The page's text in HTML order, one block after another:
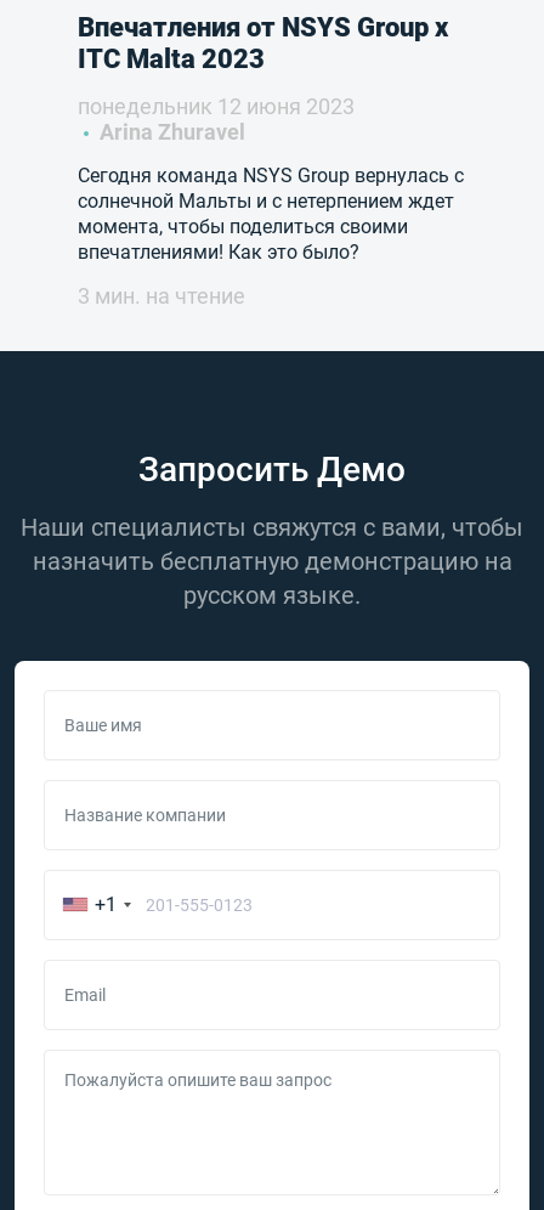
Впечатления от NSYS Group x
ITC Malta 2023
понедельник 12 июня 2023
Arina Zhuravel
Сегодня команда NSYS Group вернулась с
солнечной Мальты и с нетерпением ждет
момента, чтобы поделиться своими
впечатлениями! Как это было?
3 мин. на чтение
Запросить Демо
Наши специалисты свяжутся с вами, чтобы
назначить бесплатную демонстрацию на
русском языке.
Ваше имя
Название компании
+1
Email
Пожалуйста опишите ваш запрос